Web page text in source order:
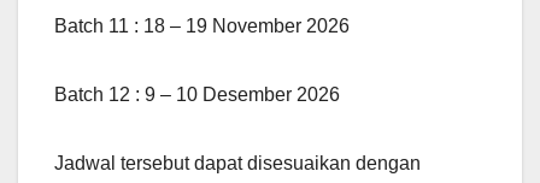
Batch 11 : 18 – 19 November 2026
Batch 12 : 9 – 10 Desember 2026
Jadwal tersebut dapat disesuaikan dengan